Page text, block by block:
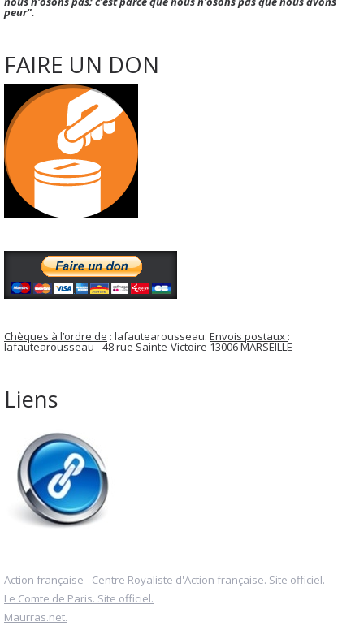
peur".
FAIRE UN DON
Chèques à l’ordre de : lafautearousseau. Envois postaux :
lafautearousseau - 48 rue Sainte-Victoire 13006 MARSEILLE
Liens
Action française - Centre Royaliste d'Action française. Site officiel.
Le Comte de Paris. Site officiel.
Maurras.net.